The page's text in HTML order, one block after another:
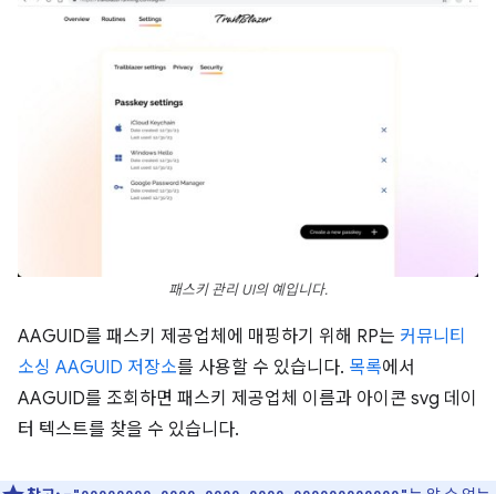
패스키 관리 UI의 예입니다.
AAGUID를 패스키 제공업체에 매핑하기 위해 RP는 커뮤니티
소싱 AAGUID 저장소를 사용할 수 있습니다. 목록에서
AAGUID를 조회하면 패스키 제공업체 이름과 아이콘 svg 데이
터 텍스트를 찾을 수 있습니다.